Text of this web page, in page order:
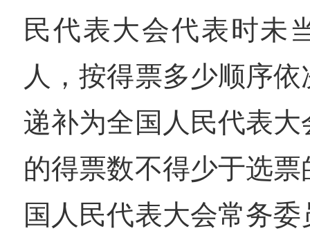
民代表大会代表时未
人，按得票多少顺序
递补为全国人民代表
的得票数不得少于选
国人民代表大会常务